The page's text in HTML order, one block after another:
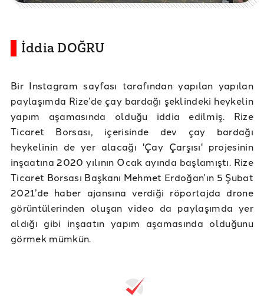
İddia DOĞRU
Bir Instagram sayfası tarafından yapılan yapılan
paylaşımda Rize’de çay bardağı şeklindeki heykelin
yapım aşamasında olduğu iddia edilmiş. Rize
Ticaret Borsası, içerisinde dev çay bardağı
heykelinin de yer alacağı 'Çay Çarşısı' projesinin
inşaatına 2020 yılının Ocak ayında başlamıştı. Rize
Ticaret Borsası Başkanı Mehmet Erdoğan’ın 5 Şubat
2021’de haber ajansına verdiği röportajda drone
görüntülerinden oluşan video da paylaşımda yer
aldığı gibi inşaatın yapım aşamasında olduğunu
görmek mümkün.